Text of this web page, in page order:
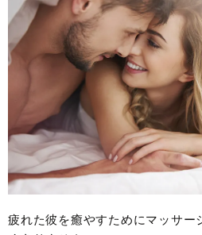
疲れた彼を癒やすためにマッサー